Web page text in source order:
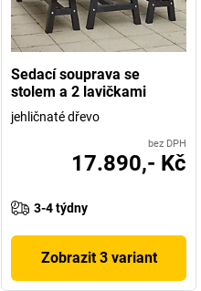
Sedací souprava se
stolem a 2 lavičkami
jehličnaté dřevo
bez DPH
17.890,- Kč
3-4 týdny
Zobrazit 3 variant